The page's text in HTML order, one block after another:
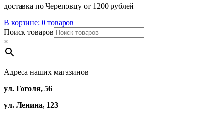
доставка по Череповцу от 1200 рублей
В корзине: 0 товаров
Поиск товаров
×
Адреса наших магазинов
ул. Гоголя, 56
ул. Ленина, 123